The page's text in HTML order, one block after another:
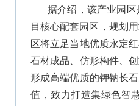
据介绍，该产业园
目核心配套园区，规划
区将立足当地优质永定
石材成品、仿形构件、
形成高端优质的钾钠长
值，致力打造集绿色智